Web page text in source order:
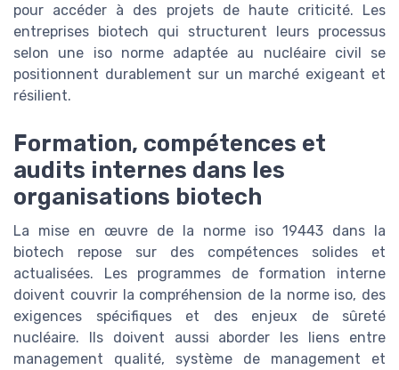
pour accéder à des projets de haute criticité. Les
entreprises biotech qui structurent leurs processus
selon une iso norme adaptée au nucléaire civil se
positionnent durablement sur un marché exigeant et
résilient.
Formation, compétences et
audits internes dans les
organisations biotech
La mise en œuvre de la norme iso 19443 dans la
biotech repose sur des compétences solides et
actualisées. Les programmes de formation interne
doivent couvrir la compréhension de la norme iso, des
exigences spécifiques et des enjeux de sûreté
nucléaire. Ils doivent aussi aborder les liens entre
management qualité, système de management et